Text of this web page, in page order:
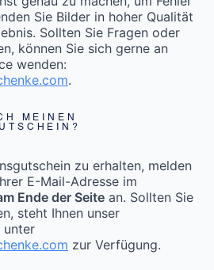
Sie Bilder in hoher Qualität
Sollten Sie Fragen oder
können Sie sich gerne an
wenden:
.
MEINEN
zu erhalten, melden
E-Mail-Adresse im
Ende der Seite an. Sollten Sie
steht Ihnen unser
unter
zur Verfügung.